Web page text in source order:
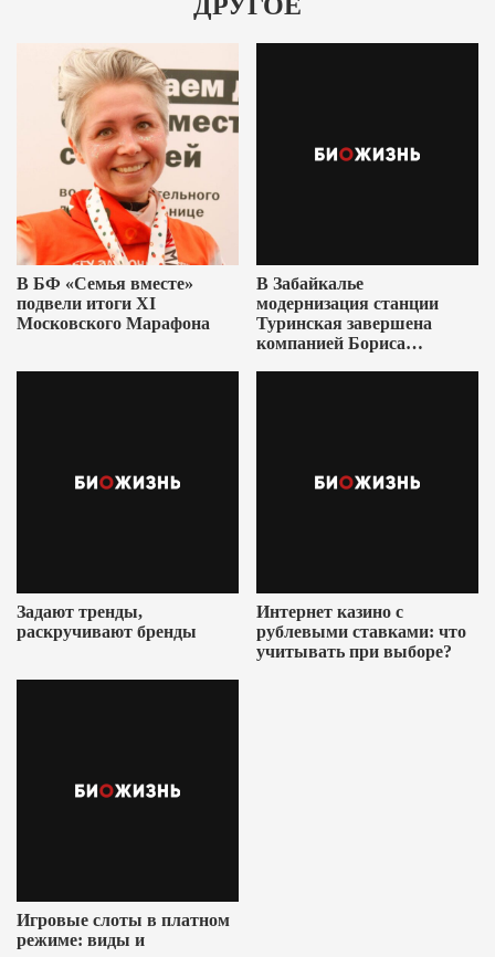
В БФ «Семья вместе»
подвели итоги XI
Московского Марафона
В Забайкалье
модернизация станции
Туринская завершена
компанией Бориса
Задают тренды,
раскручивают бренды
Интернет казино с
рублевыми ставками: что
учитывать при выборе?
Игровые слоты в платном
режиме: виды и